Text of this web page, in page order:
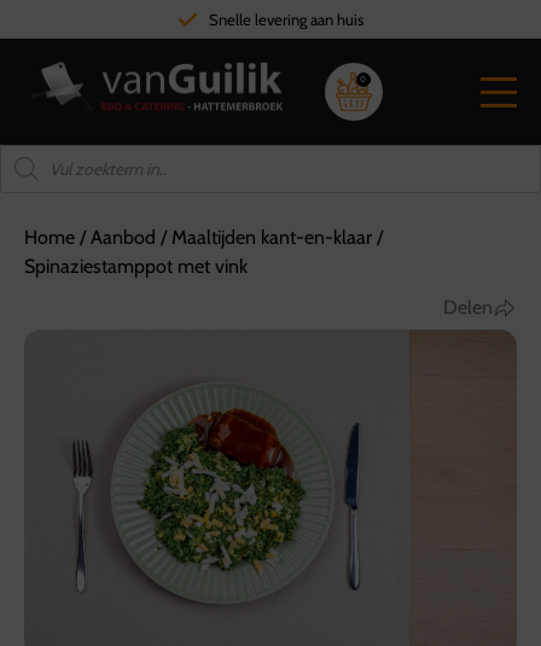
Snelle levering aan huis
0
Home /Aanbod / Maaltijden kant-en-klaar /
Spinaziestamppot met vink
Delen